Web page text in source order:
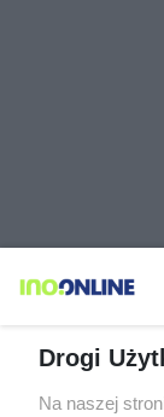
Drogi
Na naszej